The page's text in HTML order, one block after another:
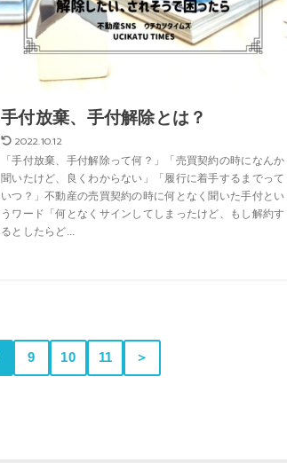
手付放棄、手付解除とは？
2022.10.12
「手付放棄、手付解除って何？」「売買契約の時になんか
聞いたけど、良くわからない」「履行に着手するまでって
いつ？」不動産の売買契約の時に何となく聞いた手付とい
うワード「何となくサインしてしまったけど、もし解約す
るとしたらど...
9 10 11 ＞